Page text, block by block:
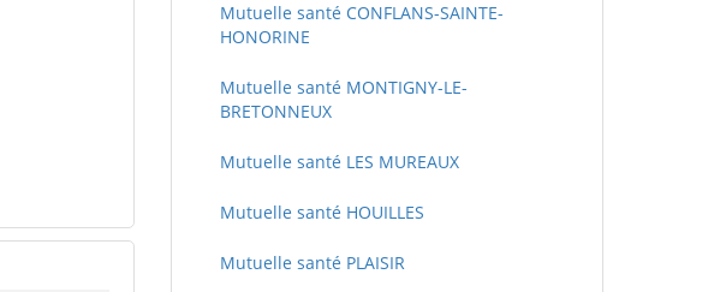
Mutuelle santé CONFLANS-SAINTE-
HONORINE
Mutuelle santé MONTIGNY-LE-
BRETONNEUX
Mutuelle santé LES MUREAUX
Mutuelle santé HOUILLES
Mutuelle santé PLAISIR